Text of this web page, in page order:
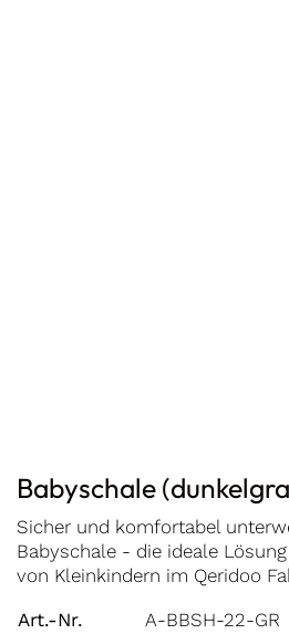
Babyschale
Sicher und komfortabel
Babyschale - die ideale
von Kleinkindern im Qeridoo
Art.-Nr.
A-BBSH-22-GR